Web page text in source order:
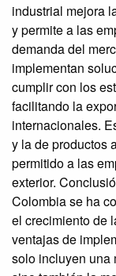
industrial mejora
y permite a las
demanda del
implementan
cumplir con los
facilitando la
internacionales.
y la de productos
permitido a las
exterior.
Colombia se ha
el crecimiento de
ventajas de
solo incluyen una